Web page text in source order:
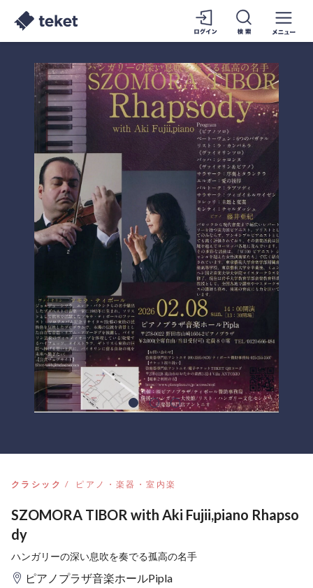
クラシック ピアノ・楽器・室内楽
SZOMORA TIBOR with Aki Fujii,piano Rhapso
dy
ハンガリーの深い息吹を奏でる孤高の名手
ピアノプラザ音楽ホールPipla